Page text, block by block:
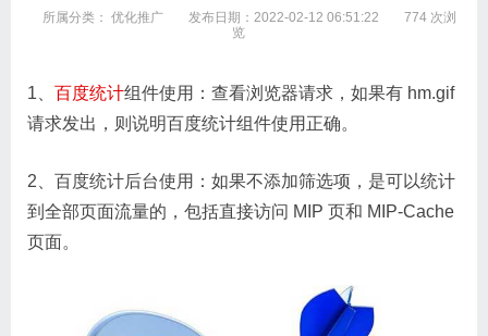
所属分类： 优化推广 发布日期：2022-02-12 06:51:22
774 次浏
览
1、 百度统计组件使用：查看浏览器请求，如果有 hm.gif
请求发出，则说明百度统计组件使用正确。
2、百度统计后台使用：如果不添加筛选项，是可以统计
到全部页面流量的，包括直接访问 MIP 页和 MIP-Cache
页面。